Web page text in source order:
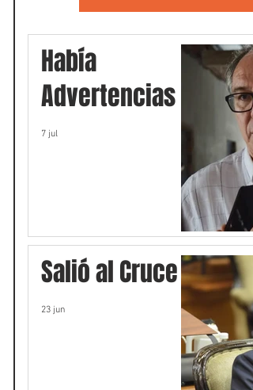
Había
Advertencias
7 jul
Salió al Cruce
23 jun